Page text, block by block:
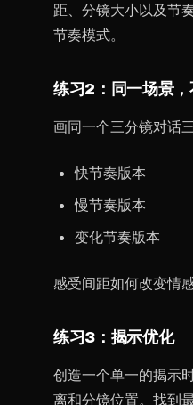
距、分镜大小以及节
节奏模式。
练习2：同一场景，
画同一个三分镜对话
快节奏版本
慢节奏版本
变化节奏版本
感受间距如何改变情感
练习3：揭示优化
创造一个单一的揭示
离和分镜位置。找到